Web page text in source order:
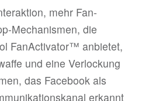
mehr Fan-
Mechanismen, die
FanActivator™ anbietet,
und eine Verlockung
das Facebook als
erkannt